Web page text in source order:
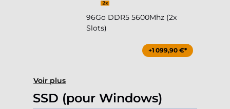
96Go DDR5 5600Mhz (2x
Slots)
+1 099,90 €*
Voir plus
SSD (pour Windows)